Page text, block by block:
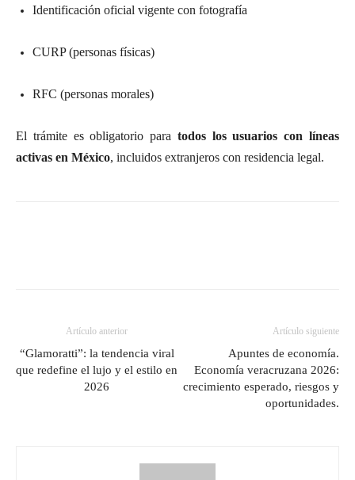
Identificación oficial vigente con fotografía
CURP (personas físicas)
RFC (personas morales)
El trámite es obligatorio para todos los usuarios con líneas
activas en México, incluidos extranjeros con residencia legal.
Artículo anterior
“Glamoratti”: la tendencia viral
que redefine el lujo y el estilo en
2026
Artículo siguiente
Apuntes de economía.
Economía veracruzana 2026:
crecimiento esperado, riesgos y
oportunidades.